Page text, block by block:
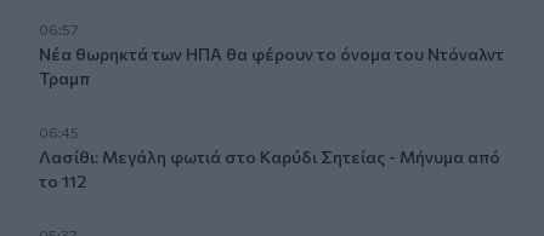
06:57
Νέα θωρηκτά των ΗΠΑ θα φέρουν το όνομα του Ντόναλντ
Τραμπ
06:45
Λασίθι: Μεγάλη φωτιά στο Καρύδι Σητείας - Μήνυμα από
το 112